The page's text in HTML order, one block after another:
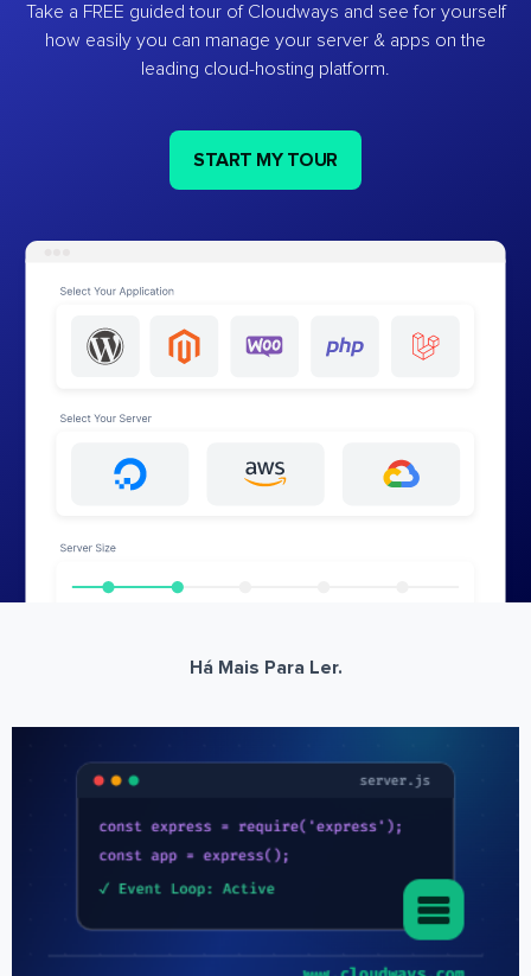
Take a FREE guided tour of Cloudways and see for yourself
how easily you can manage your server & apps on the
leading cloud-hosting platform.
START MY TOUR
Há Mais Para Ler.